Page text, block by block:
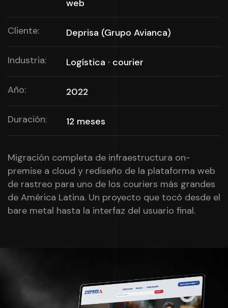
web
Cliente: Deprisa (Grupo Avianca)
Industria: Logística · courier
Año: 2022
Duración: 12 meses
Migración completa de infraestructura on-
premise a cloud y rediseño de la plataforma web
de rastreo para uno de los couriers más grandes
de América Latina. Un proyecto que tocó desde el
bare metal hasta la interfaz del usuario final.